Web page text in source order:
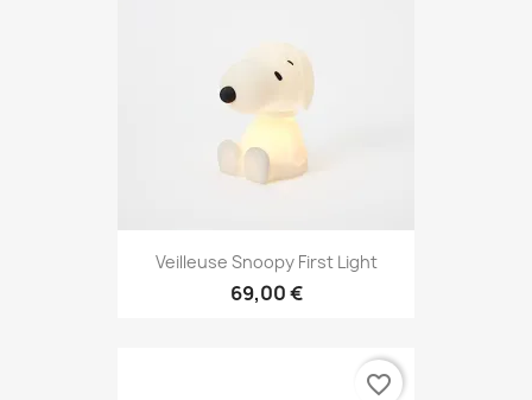
Veilleuse Snoopy First Light
69,00 €
favorite_border